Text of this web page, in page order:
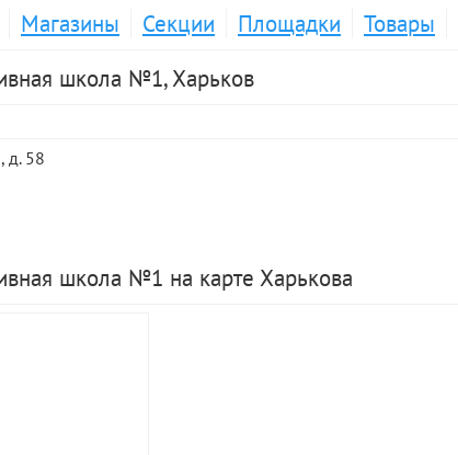
Магазины Секции Площадки Товары
школа №1, Харьков
д. 58
школа №1 на карте Харькова